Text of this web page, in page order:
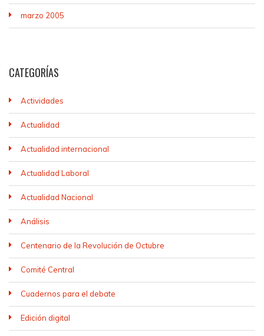
marzo 2005
CATEGORÍAS
Actividades
Actualidad
Actualidad internacional
Actualidad Laboral
Actualidad Nacional
Análisis
Centenario de la Revolución de Octubre
Comité Central
Cuadernos para el debate
Edición digital